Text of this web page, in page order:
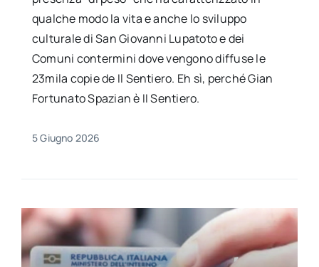
qualche modo la vita e anche lo sviluppo
culturale di San Giovanni Lupatoto e dei
Comuni contermini dove vengono diffuse le
23mila copie de Il Sentiero. Eh sì, perché Gian
Fortunato Spazian è II Sentiero.
5 Giugno 2026